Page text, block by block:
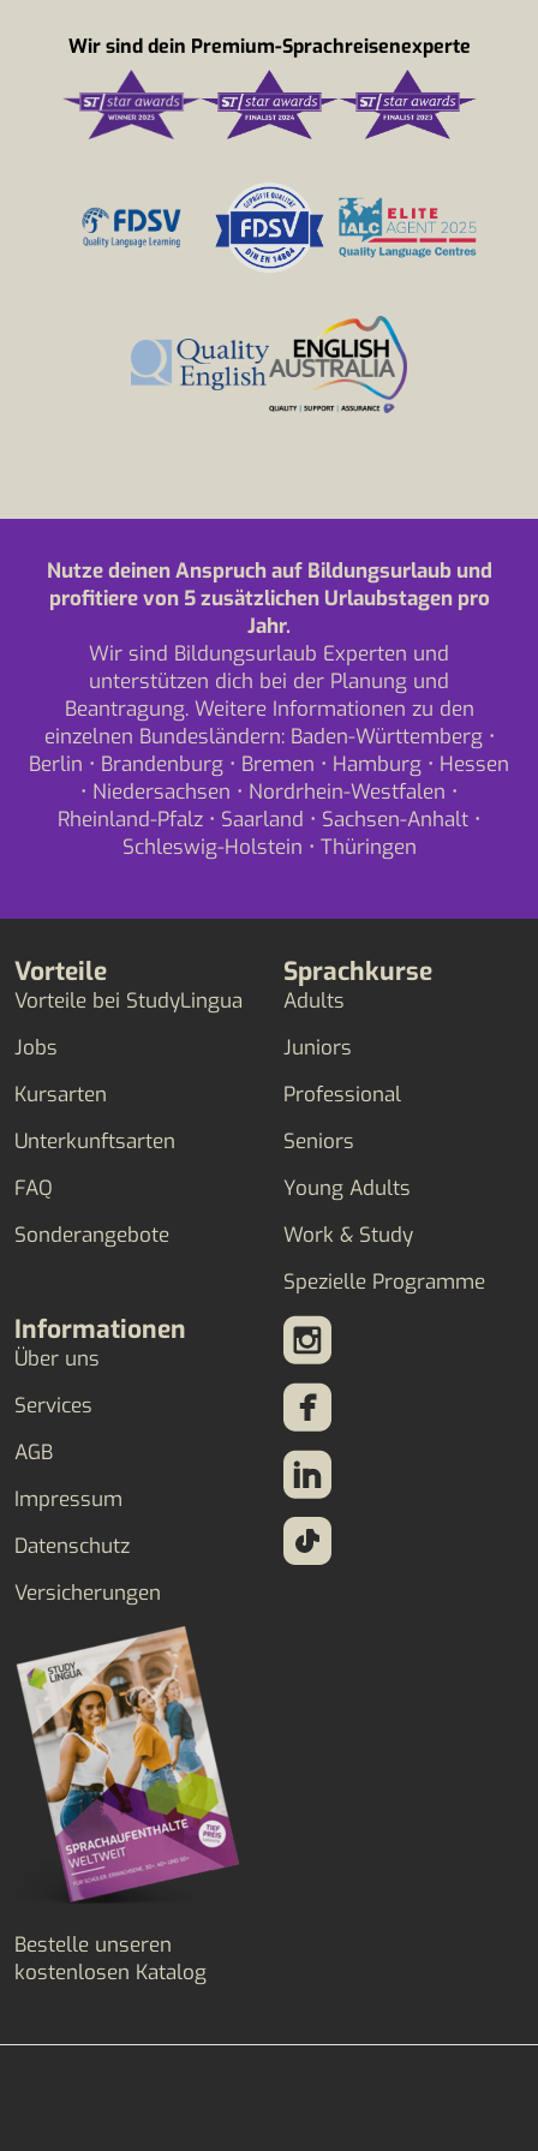
Wir sind dein Premium-Sprachreisenexperte
Nutze deinen Anspruch auf Bildungsurlaub und
profitiere von 5 zusätzlichen Urlaubstagen pro
Jahr.
Wir sind Bildungsurlaub Experten und
unterstützen dich bei der Planung und
Beantragung. Weitere Informationen zu den
einzelnen Bundesländern: Baden-Württemberg•
Berlin • Brandenburg • Bremen • Hamburg • Hessen
• Niedersachsen • Nordrhein-Westfalen •
Rheinland-Pfalz • Saarland • Sachsen-Anhalt •
Schleswig-Holstein • Thüringen
Vorteile
Vorteile bei StudyLingua
Jobs
Kursarten
Unterkunftsarten
FAQ
Sonderangebote
Sprachkurse
Adults
Juniors
Professional
Seniors
Young Adults
Work & Study
Spezielle Programme
Informationen
Über uns
Services
AGB
Impressum
Datenschutz
Versicherungen
Bestelle unseren
kostenlosen Katalog